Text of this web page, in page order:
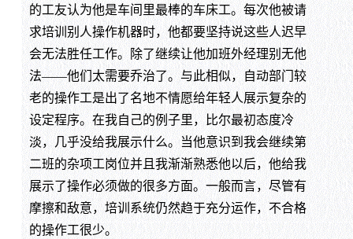
的工友认为他是车间里最棒的车床工。每次他被请
求培训别人操作机器时，他都要坚持说这些人迟早
会无法胜任工作。除了继续让他加班外经理别无他
法——他们太需要乔治了。与此相似，自动部门较
老的操作工是出了名地不情愿给年轻人展示复杂的
设定程序。在我自己的例子里，比尔最初态度冷
淡，几乎没给我展示什么。当他意识到我会继续第
二班的杂项工岗位并且我渐渐熟悉他以后，他给我
展示了操作必须做的很多方面。一般而言，尽管有
摩擦和敌意，培训系统仍然趋于充分运作，不合格
的操作工很少。